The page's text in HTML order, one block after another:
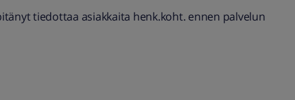
tiedottaa asiakkaita henk.koht. ennen palvelun